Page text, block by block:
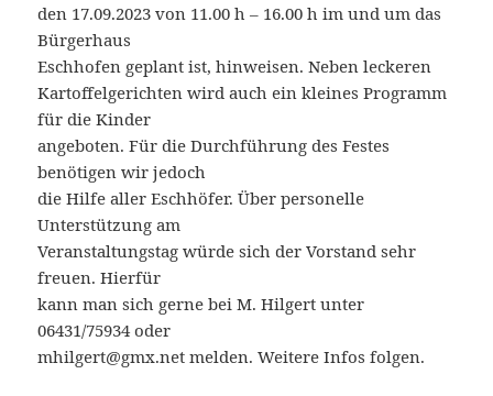
den 17.09.2023 von 11.00 h – 16.00 h im und um das
Bürgerhaus
Eschhofen geplant ist, hinweisen. Neben leckeren
Kartoffelgerichten wird auch ein kleines Programm
für die Kinder
angeboten. Für die Durchführung des Festes
benötigen wir jedoch
die Hilfe aller Eschhöfer. Über personelle
Unterstützung am
Veranstaltungstag würde sich der Vorstand sehr
freuen. Hierfür
kann man sich gerne bei M. Hilgert unter
06431/75934 oder
mhilgert@gmx.net melden. Weitere Infos folgen.